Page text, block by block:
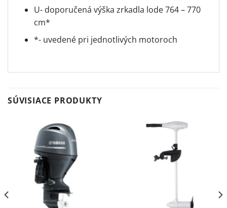
U- doporučená výška zrkadla lode 764 – 770
cm*
*- uvedené pri jednotlivých motoroch
SÚVISIACE PRODUKTY